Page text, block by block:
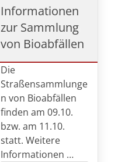
Informationen
zur Sammlung
von Bioabfällen
Die
Straßensammlunge
n von Bioabfällen
finden am 09.10.
bzw. am 11.10.
statt. Weitere
Informationen …